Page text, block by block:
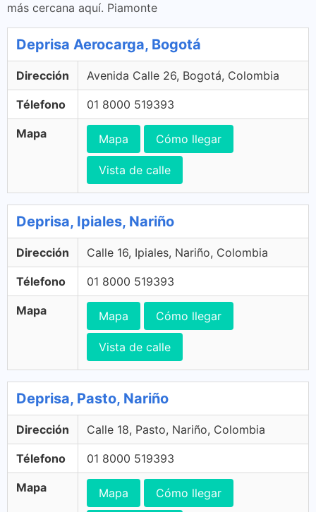
más cercana aquí. Piamonte
Deprisa Aerocarga, Bogotá
Dirección Avenida Calle 26, Bogotá, Colombia
Télefono 01 8000 519393
Mapa Mapa Cómo llegar
Vista de calle
Deprisa, Ipiales, Nariño
Dirección Calle 16, Ipiales, Nariño, Colombia
Télefono 01 8000 519393
Mapa Mapa Cómo llegar
Vista de calle
Deprisa, Pasto, Nariño
Dirección Calle 18, Pasto, Nariño, Colombia
Télefono 01 8000 519393
Mapa Mapa Cómo llegar